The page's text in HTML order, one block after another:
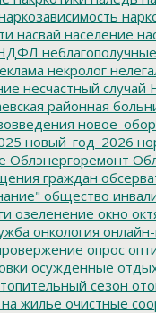
насвай население
некролог
несчастный случай
районная
новый_год_2026
Облэнергоремонт
граждан
общество
озеленение окно
онкология
опрос
осужденные
сезон
жилье очистные